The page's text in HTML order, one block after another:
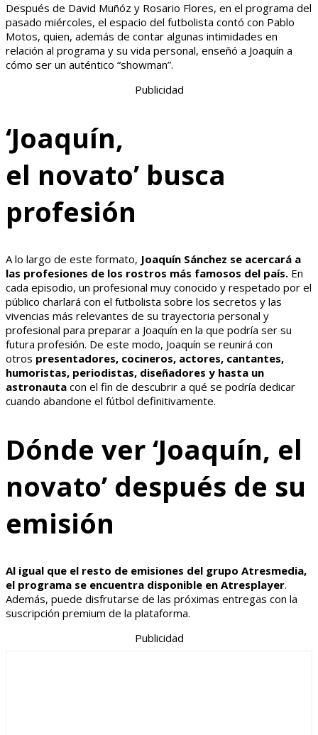
Después de David Muñóz y Rosario Flores, en el programa del
pasado miércoles, el espacio del futbolista contó con Pablo
Motos, quien, además de contar algunas intimidades en
relación al programa y su vida personal, enseñó a Joaquín a
cómo ser un auténtico “showman”.
Publicidad
‘Joaquín,
el novato’ busca
profesión
A lo largo de este formato, Joaquín Sánchez se acercará a
las profesiones de los rostros más famosos del país. En
cada episodio, un profesional muy conocido y respetado por el
público charlará con el futbolista sobre los secretos y las
vivencias más relevantes de su trayectoria personal y
profesional para preparar a Joaquín en la que podría ser su
futura profesión. De este modo, Joaquín se reunirá con
otros presentadores, cocineros, actores, cantantes,
humoristas, periodistas, diseñadores y hasta un
astronauta con el fin de descubrir a qué se podría dedicar
cuando abandone el fútbol definitivamente.
Dónde ver ‘Joaquín, el
novato’ después de su
emisión
Al igual que el resto de emisiones del grupo Atresmedia,
el programa se encuentra disponible en Atresplayer.
Además, puede disfrutarse de las próximas entregas con la
suscripción premium de la plataforma.
Publicidad